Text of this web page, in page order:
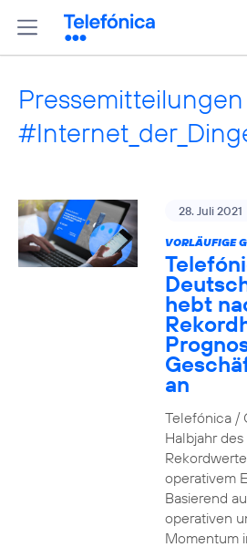
28. Juli 2021
VORLÄUFIGE
hebt
an
Telefónica /
Halbjahr
operativem
Basierend
operativen
Momentum